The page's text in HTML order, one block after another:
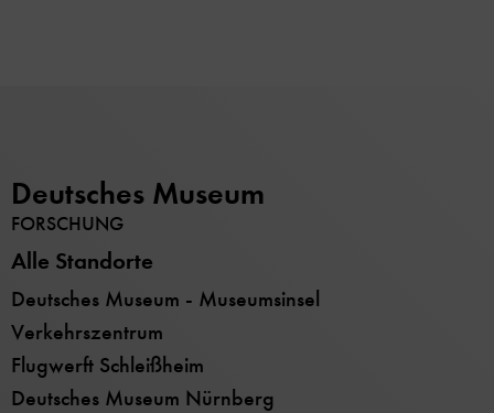
Deutsches Museum
FORSCHUNG
Alle Standorte
Deutsches Museum - Museumsinsel
Verkehrszentrum
Flugwerft Schleißheim
Deutsches Museum Nürnberg